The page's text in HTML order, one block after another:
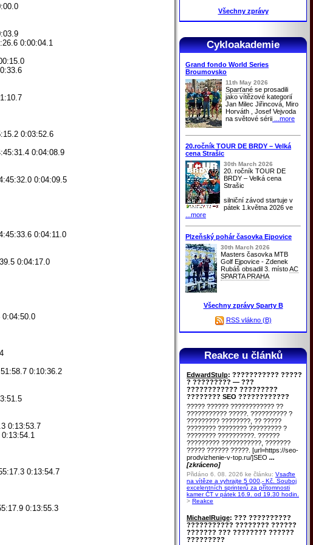
0:00:04.1
0:03:52.6
0:04:08.9
0:04:09.5
0:04:11.0
0:04:17.0
0:04:50.0
0:10:36.2
0:13:53.7
0:13:54.7
0:13:55.3
Všechny zprávy
Cykloakademie
Grand fondo World Series
Broumovsko
11th May 2026
Sparťané se prosadili
jako vítězové kategorií
Jan Milec Jiřincová, Miro
Horváth , Josef Vejvoda
na světové sérii ...more
20.ročník TOUR DE BRDY – Velká
cena Strašic
30th March 2026
20. ročník TOUR DE
BRDY – Velká cena
Strašic
silniční závod startuje v
pátek 1.května 2026 ve
...more
Plzeňský pohár časovka Ejpovice
30th March 2026
Masters časovka MTB
Golf Ejpovice - Zdenek
Rubáš obsadil 3. místoAC
SPARTA PRAHA
Všechny zprávy Sparty B
RSS vlákno (B)
Reakce u článků
EdwardStulp: ??????????? ?????
? ????????? — ???
???????????? ?????????
???????? SEO ????????????
????? ?????? ???????????? ??
??????????? ?????. ?????????? ?
????????? ????????, ?? ?????
???????? ???????? ????????? ?
???????? ??????????. ??????
????????? ???????????, ???????
????? ?????? ?????. [url=https://seo-
prodvizhenie-v-top.ru/]SEO ...
[zkráceno]
Přidáno 6. 08. 2026 ke článku: Vsaďte
na vítěze a vyhrajte 5 000,- Kč. Souboj
excelentních sprinterů za přítomnosti
kamer ČT v pátek 16.9. od 19.30 hodin.
> Reakce
MichaelRuige: ??? ??????????
??????????? ???????? ??????
??????? ??? ???????? ??????
?????????